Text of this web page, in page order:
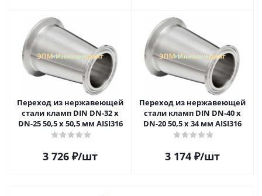
Переход из нержавеющей
стали кламп DIN DN-32 x
DN-25 50,5 х 50,5 мм AISI316
3 726 ₽/шт
Переход из нержавеющей
стали кламп DIN DN-40 x
DN-20 50,5 х 34 мм AISI316
3 174 ₽/шт